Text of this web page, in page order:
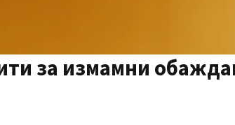
за измамни